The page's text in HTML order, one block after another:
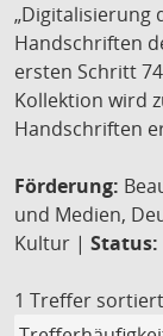
„Digitalisierung
Handschriften
ersten Schritt
Kollektion wird
Handschriften
Förderung:
und Medien,
Kultur | Status:
1 Treffer